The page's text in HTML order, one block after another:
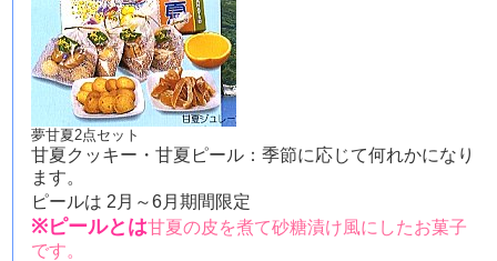
夢甘夏2点セット
甘夏クッキー・甘夏ピール：季節に応じて何れかになり
ます。
ピールは 2月～6月期間限定
※ピールとは甘夏の皮を煮て砂糖漬け風にしたお菓子
です。